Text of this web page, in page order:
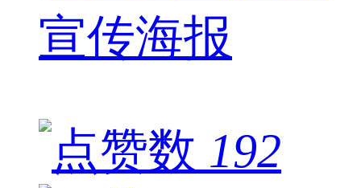
宣传海报
192